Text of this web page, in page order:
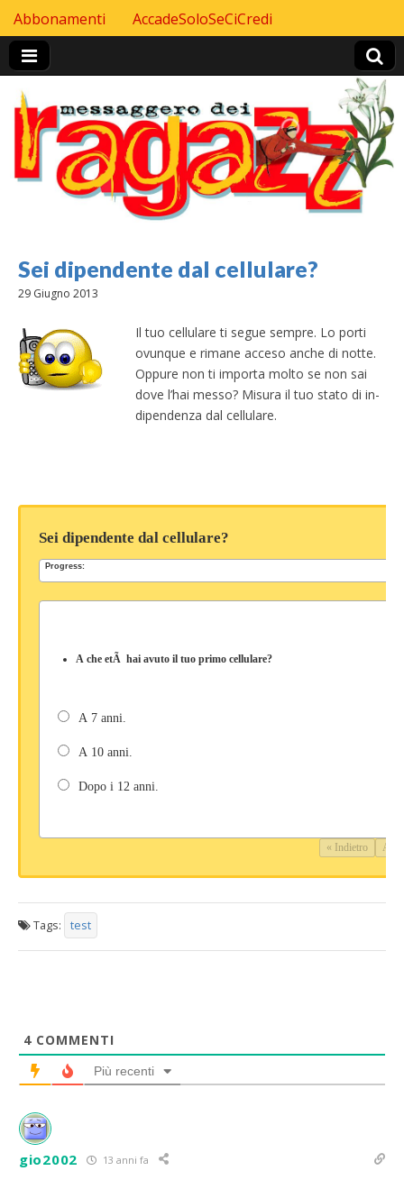
Header Top menu
Skip to content
Abbonamenti AccadeSoloSeCiCredi
Sei dipendente dal cellulare?
29 Giugno 2013
Il tuo cellulare ti segue sempre. Lo porti
ovunque e rimane acceso anche di notte.
Oppure non ti importa molto se non sai
dove l’hai messo? Misura il tuo stato di in-
dipendenza dal cellulare.
Sei dipendente dal cellulare?
Progress:
A che etÃ hai avuto il tuo primo cellulare?
A 7 anni.
A 10 anni.
Dopo i 12 anni.
« Indietro
Tags: test
4 COMMENTI
Più recenti
gio2002 13 anni fa